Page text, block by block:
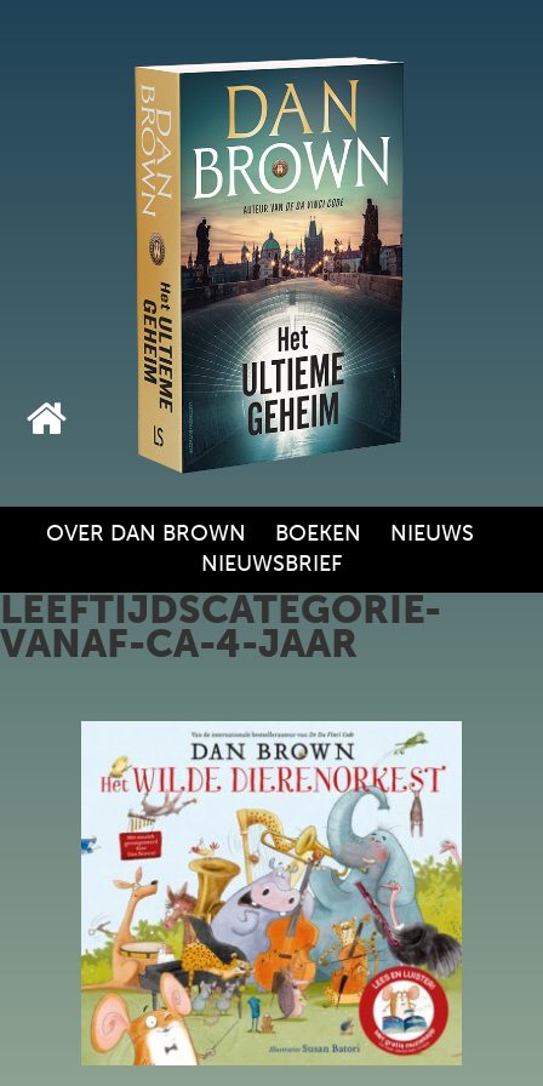
OVER DAN BROWN BOEKEN
NIEUWS
NIEUWSBRIEF
LEEFTIJDSCATEGORIE-
VANAF-CA-4-JAAR